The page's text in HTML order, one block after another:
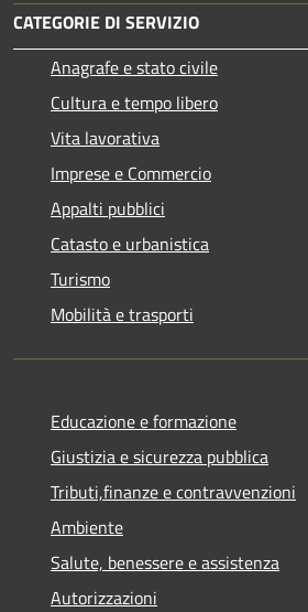
CATEGORIE DI SERVIZIO
Anagrafe e stato civile
Cultura e tempo libero
Vita lavorativa
Imprese e Commercio
Appalti pubblici
Catasto e urbanistica
Turismo
Mobilità e trasporti
Educazione e formazione
Giustizia e sicurezza pubblica
Tributi,finanze e contravvenzioni
Ambiente
Salute, benessere e assistenza
Autorizzazioni